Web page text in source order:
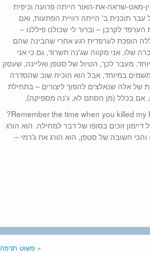
מאט-שראה-את-האור הייתה פרועה וכיפית
תוכנית ב' הייתה רוויית הפתעות, ואם
לקרבן – וברור לי שכולנו פיללנו –
הופכת לערפדית רגע אחרי שהבינה שהם
שלו. אני מקווה שג'נה תשרוד, גם כי אני
מעבר לכך, הטיול של סטפן ואליינה, שעסק
במיוחד, אבל הוא הוכיח שוב שהסדרה
אלה שנאלצים להפוך ליצורים – בתחילת
אם בכלל (מן הסתם לא, ג'נה מספיקה).
[1] אלישע אומר לדיימון שאליינה לעולם לא תסלח לו – Remember the time when you killed my brother?
זוכים בסופו של דבר למחילה. הוא הורג
חשובה של סטפן, הוא הורג את ג'רמי –
« פשוט תרפה